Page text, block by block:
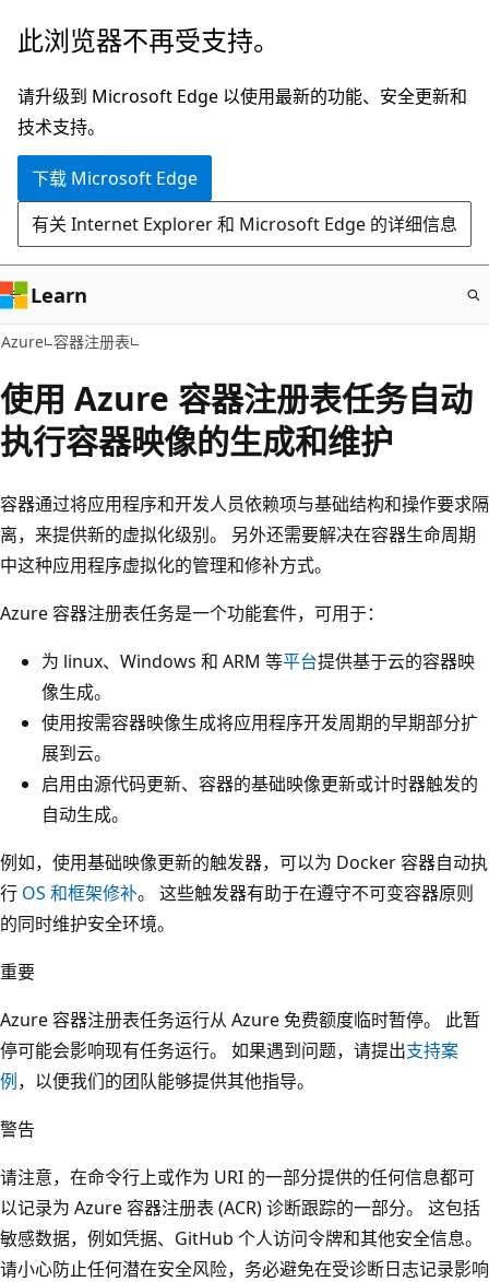
跳
主
要
内
此浏览器不再受支持。
请升级到 Microsoft Edge 以使用最新的功能、安全更新和
技术支持。
下载 Microsoft Edge
有关 Internet Explorer 和 Microsoft Edge 的详细信息
Learn
Azure 容器注册表
使用 Azure 容器注册表任务自动
执行容器映像的生成和维护
容器通过将应用程序和开发人员依赖项与基础结构和操作要求隔
离，来提供新的虚拟化级别。 另外还需要解决在容器生命周期
中这种应用程序虚拟化的管理和修补方式。
Azure 容器注册表任务是一个功能套件，可用于：
为 linux、Windows 和 ARM 等平台提供基于云的容器映
像生成。
使用按需容器映像生成将应用程序开发周期的早期部分扩
展到云。
启用由源代码更新、容器的基础映像更新或计时器触发的
自动生成。
例如，使用基础映像更新的触发器，可以为 Docker 容器自动执
行 OS 和框架修补。 这些触发器有助于在遵守不可变容器原则
的同时维护安全环境。
重要
Azure 容器注册表任务运行从 Azure 免费额度临时暂停。 此暂
停可能会影响现有任务运行。 如果遇到问题，请提出支持案
例，以便我们的团队能够提供其他指导。
警告
请注意，在命令行上或作为 URI 的一部分提供的任何信息都可
以记录为 Azure 容器注册表 (ACR) 诊断跟踪的一部分。 这包括
敏感数据，例如凭据、GitHub 个人访问令牌和其他安全信息。
请小心防止任何潜在安全风险，务必避免在受诊断日志记录影响